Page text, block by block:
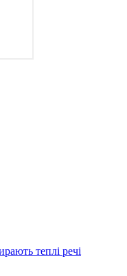
теплі речі